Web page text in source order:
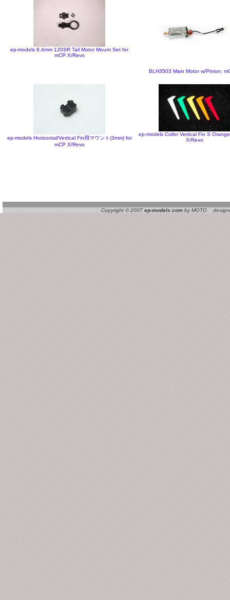
ep-models 8.4mm 120SR Tail Motor Mount Set for
mCP X/Revo
BLH3503 Main Motor w/Pinion:
ep-models Horizontal/Vertical Fin用マウント(3mm) for
mCP X/Revo
ep-models Collor Vertical Fin S
X/Revo
Copyright © 2007 ep-models.com by MOTO